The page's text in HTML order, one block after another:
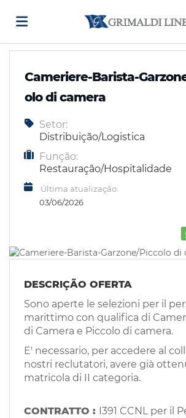
de
emprego
Regista-
te
Iniciar
EN
FR
IT
DE
Cameriere-Barista-
olo di camera
Setor:
Distribuição/Logistica
Função:
Restauração/Hospitalidade
Última atualização:
03/06/2026
DESCRIÇÃO OFERTA
Sono aperte le selezioni per il
marittimo con qualifica di
di Camera e Piccolo di camera.
E' necessario, per accedere al
nostri reclutatori, avere già
matricola di II categoria.
CONTRATTO : I391 CCNL per il